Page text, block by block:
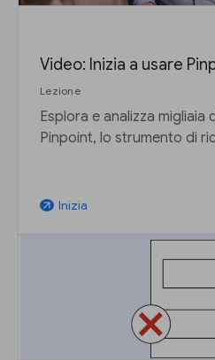
Video: Inizia a usare
Lezione
Esplora e analizza migliaia
Pinpoint, lo strumento di
arrow_outward Inizia